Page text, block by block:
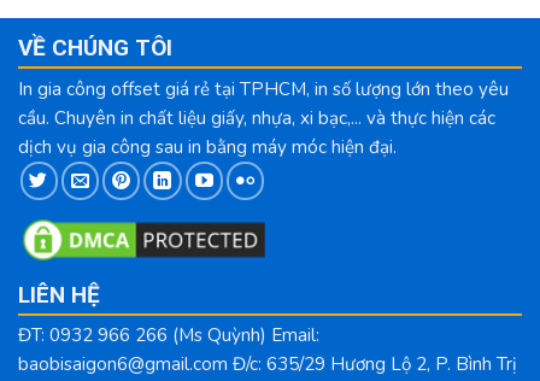
VỀ CHÚNG TÔI
In gia công offset giá rẻ tại TPHCM, in số lượng lớn theo yêu
cầu. Chuyên in chất liệu giấy, nhựa, xi bạc,... và thực hiện các
dịch vụ gia công sau in bằng máy móc hiện đại.
LIÊN HỆ
ĐT: 0932 966 266 (Ms Quỳnh) Email:
baobisaigon6@gmail.com Đ/c: 635/29 Hương Lộ 2, P. Bình Trị